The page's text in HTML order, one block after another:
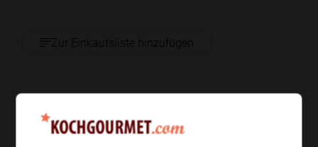
Zur Einkaufsliste hinzufügen
Zubereitung